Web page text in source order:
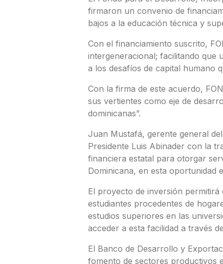
firmaron un convenio de
bajos a la educación técnica y
Con el financiamiento suscrito,
intergeneracional; facilitando que
a los desafíos de capital humano
Con la firma de este acuerdo,
sus vertientes como eje de
dominicanas”.
Juan Mustafá, gerente general
Presidente Luis Abinader con la
financiera estatal para otorgar
Dominicana, en esta oportunidad
El proyecto de inversión
estudiantes procedentes de
estudios superiores en las
acceder a esta facilidad a través
El Banco de Desarrollo y
fomento de sectores productivos